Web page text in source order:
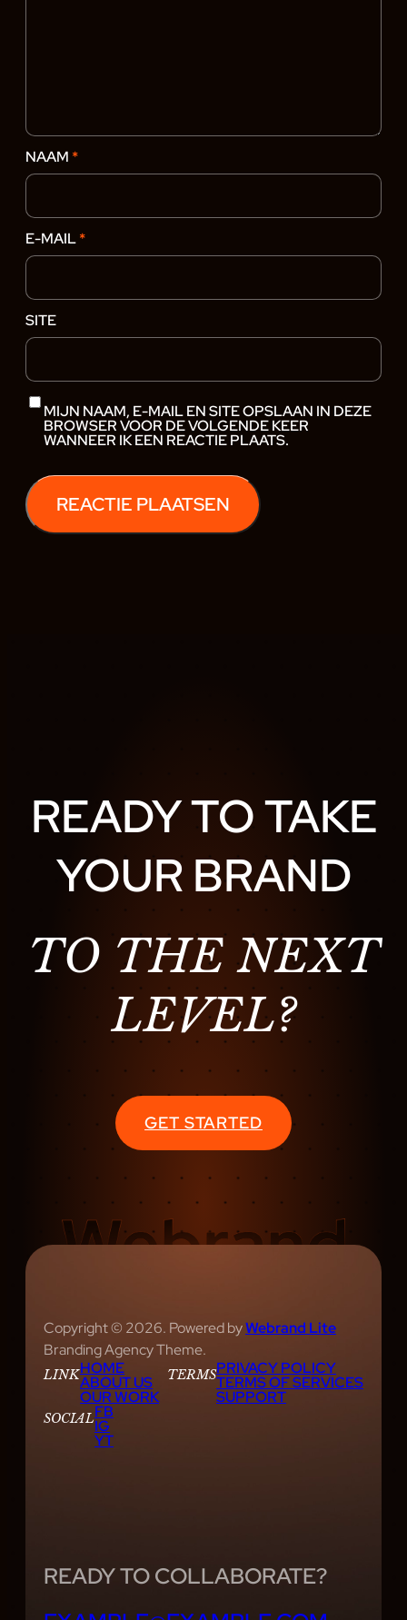
NAAM *
E-MAIL*
SITE
MIJN NAAM, E-MAIL EN SITE OPSLAAN IN DEZE
BROWSER VOOR DE VOLGENDE KEER
WANNEER IK EEN REACTIE PLAATS.
READY TO TAKE
YOUR BRAND
TO THE NEXT
LEVEL?
GET STARTED
Copyright © 2026. Powered byWebrand Lite
Branding Agency Theme.
LINKHOME
ABOUT US
OUR WORK
TERMSPRIVACY POLICY
TERMS OF SERVICES
SUPPORT
SOCIALFB
IG
YT
READY TO COLLABORATE?